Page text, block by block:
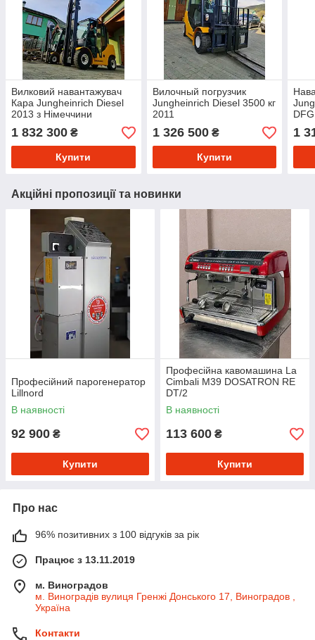
Вилковий навантажувач
Кара Jungheinrich Diesel
2013 з Німеччини
1 832 300 ₴
Купити
Вилочный погрузчик
Jungheinrich Diesel 3500 кг
2011
1 326 500₴
Купити
1
Акційні пропозиції та новинки
Професійний парогенератор
Lillnord
В наявності
92 900 ₴
Купити
Професійна кавомашина La
Cimbali M39 DOSATRON RE
DT/2
В наявності
113 600 ₴
Купити
Про нас
96% позитивних з 100 відгуків за рік
Працює з 13.11.2019
м. Виноградов
м. Виноградів вулиця Гренжі Донського 17, Виноградов ,
Україна
Контакти